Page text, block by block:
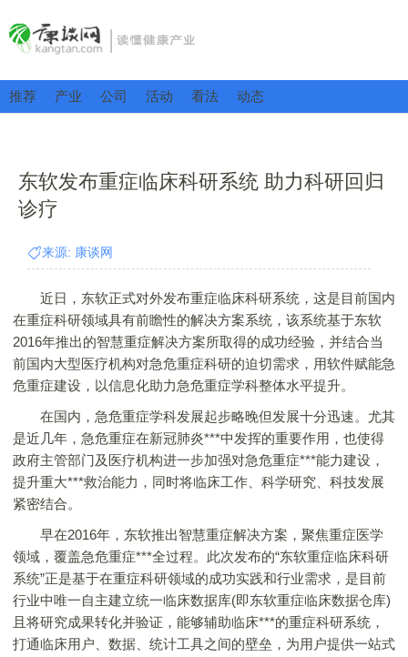
推荐 产业 公司 活动 看法 动态
东软发布重症临床科研系统 助力科研回归
诊疗
来源: 康谈网
近日，东软正式对外发布重症临床科研系统，这是目前国内
在重症科研领域具有前瞻性的解决方案系统，该系统基于东软
2016年推出的智慧重症解决方案所取得的成功经验，并结合当
前国内大型医疗机构对急危重症科研的迫切需求，用软件赋能急
危重症建设，以信息化助力急危重症学科整体水平提升。
在国内，急危重症学科发展起步略晚但发展十分迅速。尤其
是近几年，急危重症在新冠肺炎***中发挥的重要作用，也使得
政府主管部门及医疗机构进一步加强对急危重症***能力建设，
提升重大***救治能力，同时将临床工作、科学研究、科技发展
紧密结合。
早在2016年，东软推出智慧重症解决方案，聚焦重症医学
领域，覆盖急危重症***全过程。此次发布的“东软重症临床科研
系统”正是基于在重症科研领域的成功实践和行业需求，是目前
行业中唯一自主建立统一临床数据库(即东软重症临床数据仓库)
且将研究成果转化并验证，能够辅助临床***的重症科研系统，
打通临床用户、数据、统计工具之间的壁垒，为用户提供一站式